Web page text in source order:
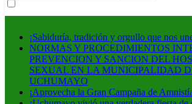
¡Sabiduría, tradición y orgullo que nos
NORMAS Y PROCEDIMIENTOS
PREVENCION Y SANCION DEL
SEXUAL EN LA MUNICIPALIDAD
UCHUMAYO
¡Aprovecha la Gran Campaña de